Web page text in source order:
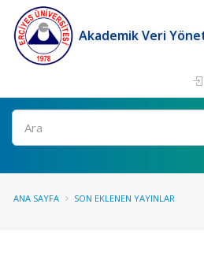
Akademik Veri
Ara
ANA SAYFA SON EKLENEN YAYINLAR